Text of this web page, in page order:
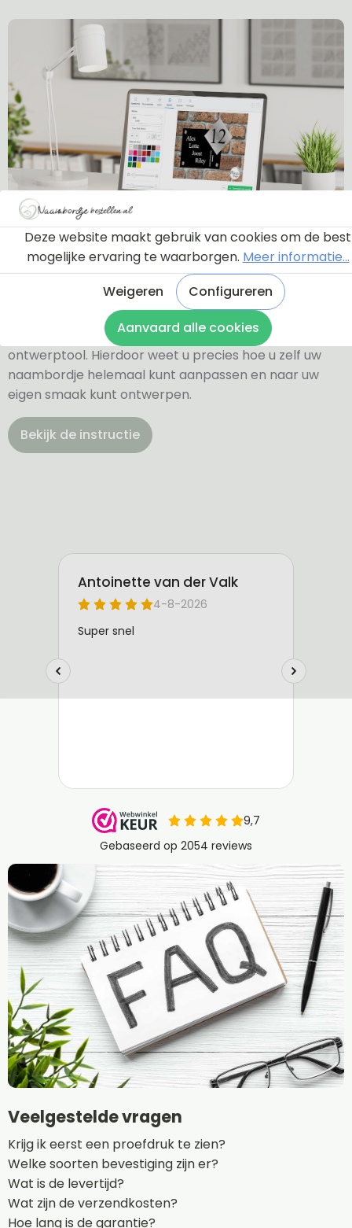
Ontwerptool
Via onderstaande knop komt u bij een instructie en
een tutorial die u een rondleiding geeft door de
ontwerptool. Hierdoor weet u precies hoe u zelf uw
naambordje helemaal kunt aanpassen en naar uw
eigen smaak kunt ontwerpen.
Bekijk de instructie
Veelgestelde vragen
Krijg ik eerst een proefdruk te zien?
Welke soorten bevestiging zijn er?
Wat is de levertijd?
Wat zijn de verzendkosten?
Hoe lang is de garantie?
Deze website maakt gebruik van cookies om de best
mogelijke ervaring te waarborgen. Meer informatie...
Weigeren
Configureren
Aanvaard alle cookies